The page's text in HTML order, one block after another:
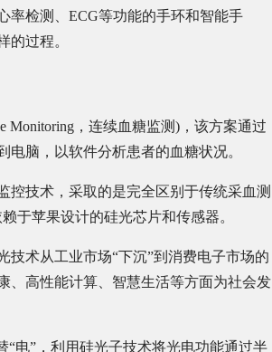
率检测、ECG等功能的手环和智能手
的过程。
Monitoring，连续血糖监测)，该方案通过
脑，以软件分析患者的血糖状况。
控技术，采取的是完全区别于传统采血测
于苹果设计的硅光芯片和传感器。
术从工业市场“下沉”到消费电子市场的
、高性能计算、智慧生活等方面为社会发
电”，利用硅光子技术将光电功能通过半